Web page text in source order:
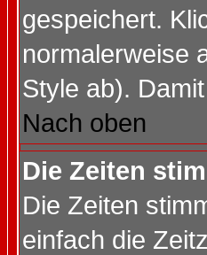
gespeichert.
normalerweise
Style ab).
Nach oben
Die Zeiten
Die Zeiten
einfach die